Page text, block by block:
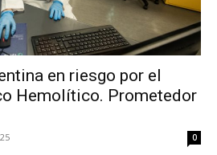
en riesgo por el
Hemolítico. Prometedor
0